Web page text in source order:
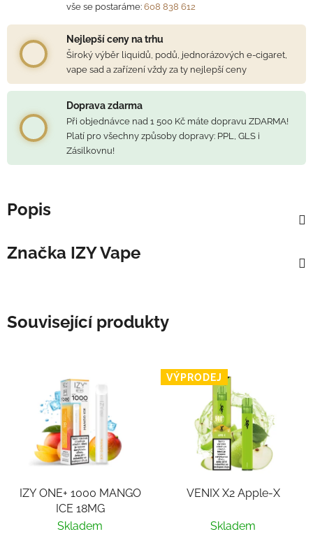
vše se postaráme: 608 838 612
Nejlepší ceny na trhu
Široký výběr liquidů, podů, jednorázových e-cigaret,
vape sad a zařízení vždy za ty nejlepší ceny
Doprava zdarma
Při objednávce nad 1 500 Kč máte dopravu ZDARMA!
Platí pro všechny způsoby dopravy: PPL, GLS i
Zásilkovnu!
Popis
Značka IZY Vape
Související produkty
IZY ONE+ 1000 MANGO
ICE 18MG
Skladem
VÝPRODEJ
VENIX X2 Apple-X
Skladem